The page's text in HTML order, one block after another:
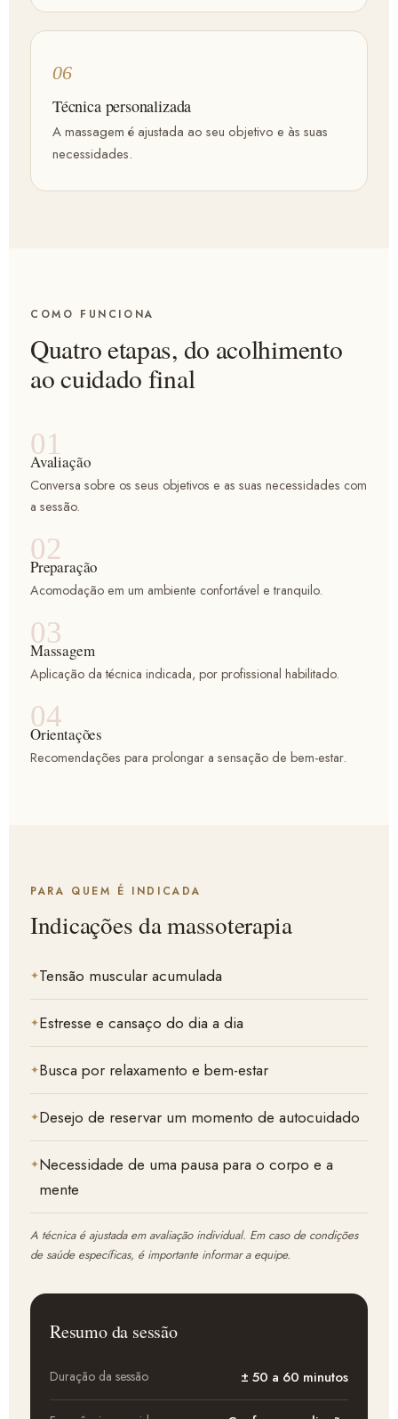
06
Técnica personalizada
A massagem é ajustada ao seu objetivo e às suas
necessidades.
COMO FUNCIONA
Quatro etapas, do acolhimento
ao cuidado final
Avaliação
Conversa sobre os seus objetivos e as suas necessidades com
a sessão.
Preparação
Acomodação em um ambiente confortável e tranquilo.
Massagem
Aplicação da técnica indicada, por profissional habilitado.
Orientações
Recomendações para prolongar a sensação de bem-estar.
PARA QUEM É INDICADA
Indicações da massoterapia
Tensão muscular acumulada
Estresse e cansaço do dia a dia
Busca por relaxamento e bem-estar
Desejo de reservar um momento de autocuidado
Necessidade de uma pausa para o corpo e a
mente
A técnica é ajustada em avaliação individual. Em caso de condições
de saúde específicas, é importante informar a equipe.
Resumo da sessão
Duração da sessão ± 50 a 60 minutos